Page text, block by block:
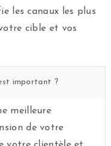
les canaux les plus
cible et vos
important ?
meilleure
de votre